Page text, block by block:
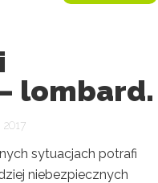
lombard.
sytuacjach potrafi
niebezpiecznych